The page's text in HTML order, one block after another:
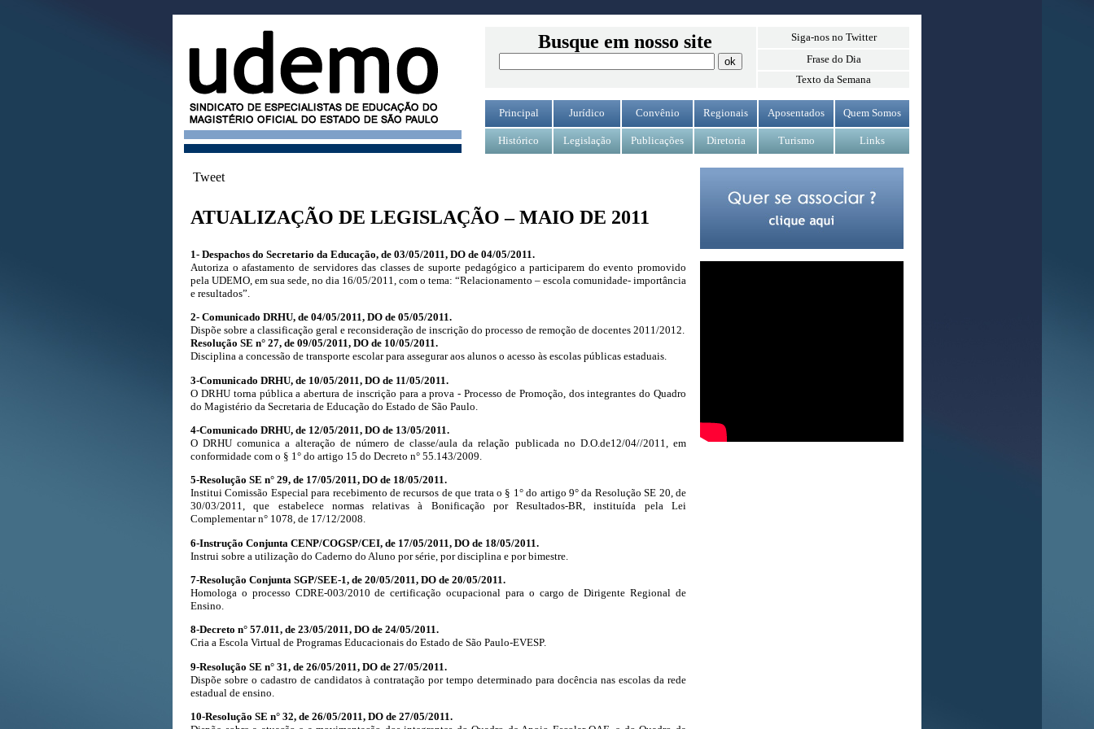
Busque em nosso site
Siga-nos no Twitter
Frase do Dia
Texto da Semana
Principal Jurídico Convênio Regionais Aposentados Quem Somos
Histórico Legislação Publicações Diretoria Turismo Links
Tweet
ATUALIZAÇÃO DE LEGISLAÇÃO – MAIO DE 2011
1- Despachos do Secretario da Educação, de 03/05/2011, DO de 04/05/2011.
Autoriza o afastamento de servidores das classes de suporte pedagógico a participarem do evento promovido
pela UDEMO, em sua sede, no dia 16/05/2011, com o tema: “Relacionamento – escola comunidade- importância
e resultados”.
2- Comunicado DRHU, de 04/05/2011, DO de 05/05/2011.
Dispõe sobre a classificação geral e reconsideração de inscrição do processo de remoção de docentes 2011/2012.
Resolução SE n° 27, de 09/05/2011, DO de 10/05/2011.
Disciplina a concessão de transporte escolar para assegurar aos alunos o acesso às escolas públicas estaduais.
3-Comunicado DRHU, de 10/05/2011, DO de 11/05/2011.
O DRHU torna pública a abertura de inscrição para a prova - Processo de Promoção, dos integrantes do Quadro
do Magistério da Secretaria de Educação do Estado de São Paulo.
4-Comunicado DRHU, de 12/05/2011, DO de 13/05/2011.
O DRHU comunica a alteração de número de classe/aula da relação publicada no D.O.de12/04//2011, em
conformidade com o § 1° do artigo 15 do Decreto n° 55.143/2009.
5-Resolução SE n° 29, de 17/05/2011, DO de 18/05/2011.
Institui Comissão Especial para recebimento de recursos de que trata o § 1° do artigo 9° da Resolução SE 20, de
30/03/2011, que estabelece normas relativas à Bonificação por Resultados-BR, instituída pela Lei
Complementar n° 1078, de 17/12/2008.
6-Instrução Conjunta CENP/COGSP/CEI, de 17/05/2011, DO de 18/05/2011.
Instrui sobre a utilização do Caderno do Aluno por série, por disciplina e por bimestre.
7-Resolução Conjunta SGP/SEE-1, de 20/05/2011, DO de 20/05/2011.
Homologa o processo CDRE-003/2010 de certificação ocupacional para o cargo de Dirigente Regional de
Ensino.
8-Decreto n° 57.011, de 23/05/2011, DO de 24/05/2011.
Cria a Escola Virtual de Programas Educacionais do Estado de São Paulo-EVESP.
9-Resolução SE n° 31, de 26/05/2011, DO de 27/05/2011.
Dispõe sobre o cadastro de candidatos à contratação por tempo determinado para docência nas escolas da rede
estadual de ensino.
10-Resolução SE n° 32, de 26/05/2011, DO de 27/05/2011.